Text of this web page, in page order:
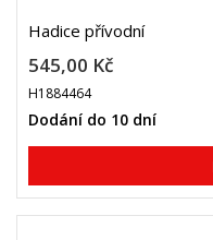
Hadice přívodní
545,00 Kč
H1884464
Dodání do 10 dní